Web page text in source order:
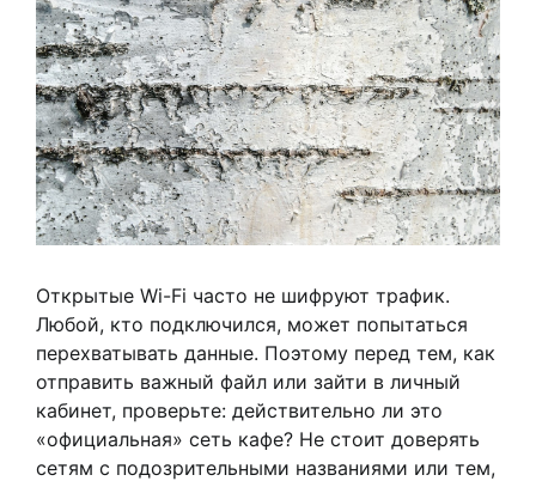
Открытые Wi-Fi часто не шифруют трафик.
Любой, кто подключился, может попытаться
перехватывать данные. Поэтому перед тем, как
отправить важный файл или зайти в личный
кабинет, проверьте: действительно ли это
«официальная» сеть кафе? Не стоит доверять
сетям с подозрительными названиями или тем,